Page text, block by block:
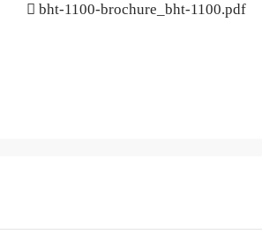
bht-1100-brochure_bht-1100.pdf